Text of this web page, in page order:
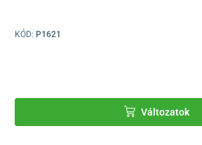
KÓD: P1621
Változatok